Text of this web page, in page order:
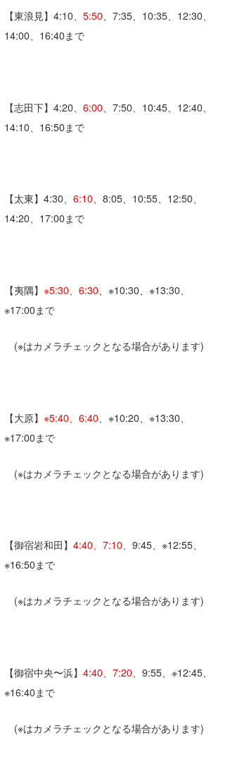
【東浪見】4:10、5:50 、7:35、10:35、12:30、
14:00、16:40まで
【志田下】4:20、6:00 、7:50、10:45、12:40、
14:10、16:50まで
【太東】4:30、6:10、8:05、10:55、12:50、
14:20、17:00まで
【夷隅】※5:30、6:30、※10:30、※13:30、
※17:00まで
(※はカメラチェックとなる場合があります)
【大原】※5:40、6:40 、※10:20、※13:30、
※17:00まで
(※はカメラチェックとなる場合があります)
【御宿岩和田】4:40、7:10、9:45、※12:55、
※16:50まで
(※はカメラチェックとなる場合があります)
【御宿中央〜浜】4:40、7:20、9:55、※12:45、
※16:40まで
(※はカメラチェックとなる場合があります)
S.K
waka☆=
ハンマー
まっきー
小川予報士
上田純子
上條将美
banpaku
Mr.K
chappy